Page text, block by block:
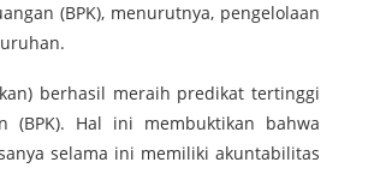
(BPK), menurutnya, pengelolaan
berhasil meraih predikat tertinggi
(BPK). Hal ini membuktikan bahwa
selama ini memiliki akuntabilitas